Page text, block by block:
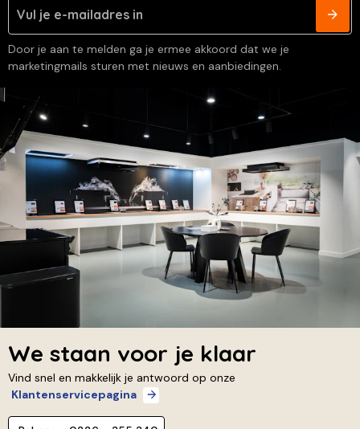
Door je aan te melden ga je ermee akkoord dat we je
marketingmails sturen met nieuws en aanbiedingen.
We staan voor je klaar
Vind snel en makkelijk je antwoord op onze
Klantenservicepagina